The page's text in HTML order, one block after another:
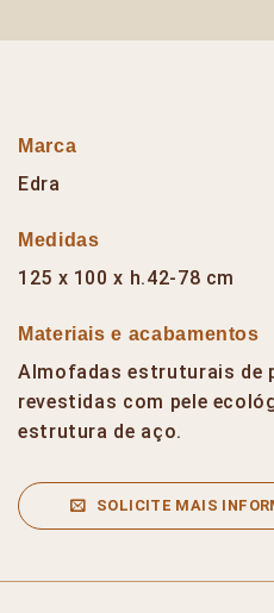
Marca
Edra
Medidas
125 x 100 x h.42-78 cm
Materiais e acabamentos
Almofadas estruturais de
revestidas com pele
estrutura de aço.
SOLICITE MAIS